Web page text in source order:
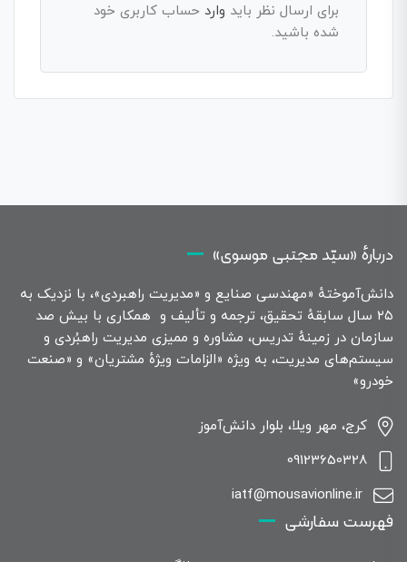
برای ارسال نظر باید وارد حساب کاربری خود
شده باشید.
دربارهٔ «سیّد مجتبی موسوی»
دانش‌آموختهٔ «مهندسی صنایع و «مدیریت راهبردی»، با نزدیک به
۲۵ سال سابقهٔ تحقیق، ترجمه و تألیف و همکاری با بیش صد
سازمان در زمینهٔ تدریس، مشاوره و ممیزی مدیریت راهبُردی و
سیستم‌های مدیریت، به ویژه «الزامات ویژهٔ مشتریان» و «صنعت
خودرو»
کرج، مهر ویلا، بلوار دانش‌آموز
09123650328
iatf@mousavionline.ir
فهرست سفارشی